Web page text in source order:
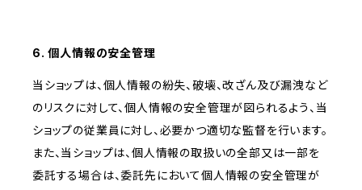
6. 個人情報の安全管理
当ショップは、個人情報の紛失、破壊、改ざん及び漏洩など
のリスクに対して、個人情報の安全管理が図られるよう、当
ショップの従業員に対し、必要かつ適切な監督を行います。
また、当ショップは、個人情報の取扱いの全部又は一部を
委託する場合は、委託先において個人情報の安全管理が